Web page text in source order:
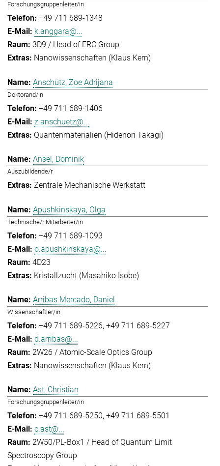
Forschungsgruppenleiter/in
+49 711 689-1348
k.anggara@...
3D9 / Head of ERC Group
Nanowissenschaften (Klaus Kern)
Anschütz, Zoe Adrijana
Doktorand/in
+49 711 689-1406
z.anschuetz@...
Quantenmaterialien (Hidenori Takagi)
Ansel, Dominik
Auszubildende/r
Zentrale Mechanische Werkstatt
Apushkinskaya, Olga
Technische/r Mitarbeiter/in
+49 711 689-1093
o.apushkinskaya@...
4D23
Kristallzucht (Masahiko Isobe)
Arribas Mercado, Daniel
Wissenschaftler/in
+49 711 689-5226 +49 711 689-5227
d.arribas@...
2W26 / Atomic-Scale Optics Group
Nanowissenschaften (Klaus Kern)
Ast, Christian
Forschungsgruppenleiter/in
+49 711 689-5250 +49 711 689-5501
c.ast@...
2W50/PL-Box1 / Head of Quantum Limit
Spectroscopy Group